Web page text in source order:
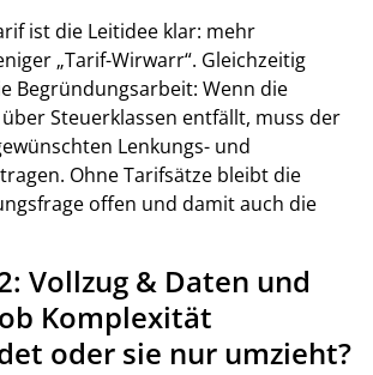
ist die Leitidee klar: mehr
„Tarif-Wirwarr“. Gleichzeitig
Begründungsarbeit: Wenn die
Steuerklassen entfällt, muss der
Lenkungs- und
Ohne Tarifsätze bleibt die
offen und damit auch die
Vollzug & Daten und
Komplexität
oder sie nur umzieht?